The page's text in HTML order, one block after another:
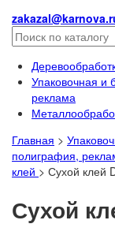
Упаковочная и
реклама
Главная >
полиграфия,
клей > Сухой клей
Сухой